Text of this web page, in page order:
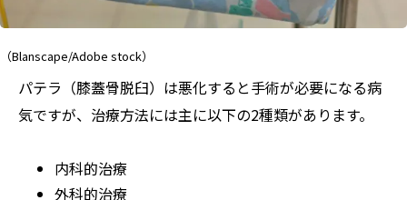
（Blanscape/Adobe stock）
パテラ（膝蓋骨脱臼）は悪化すると手術が必要になる病
気ですが、治療方法には主に以下の2種類があります。
内科的治療
外科的治療